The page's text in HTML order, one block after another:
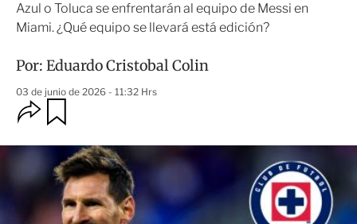
Azul o Toluca se enfrentarán al equipo de Messi en
Miami. ¿Qué equipo se llevará está edición?
Por: Eduardo Cristobal Colin
03 de junio de 2026 - 11:32 Hrs
O
p
i
n
s
r
d
a
r